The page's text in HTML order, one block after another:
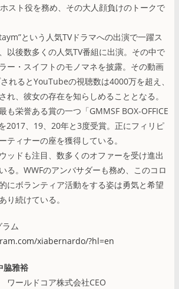
スト役を務め、その大人顔負けのトークで
という人気TVドラマへの出演で一躍ス
以後数多くの人気TV番組に出演。その中で
ー・スイフトのモノマネを披露。その動画
れるとYouTubeの視聴数は4000万を超え、
れ、彼女の存在を知らしめることとなる。
も栄誉ある賞の一つ「GMMSF BOX-OFFICE
、19、20年と3度受賞。正にフィリピ
ティナーの座を獲得している。
ッドも注目、数多くのオファーを受け進出
る。WWFのアンバサダーも務め、このコロ
にボランティア活動をする姿は勇気と希望
り続けている。
ム
xiabernardo/?hl=en
脇雅裕
ールドコア株式会社CEO